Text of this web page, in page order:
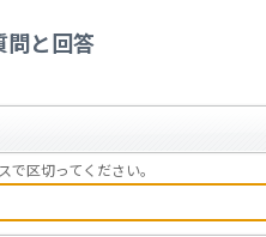
問と回答
区切ってください。